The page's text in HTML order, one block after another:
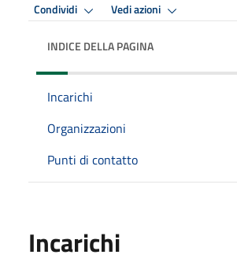
Condividi Vedi azioni
INDICE DELLA PAGINA
Incarichi
Organizzazioni
Punti di contatto
Incarichi